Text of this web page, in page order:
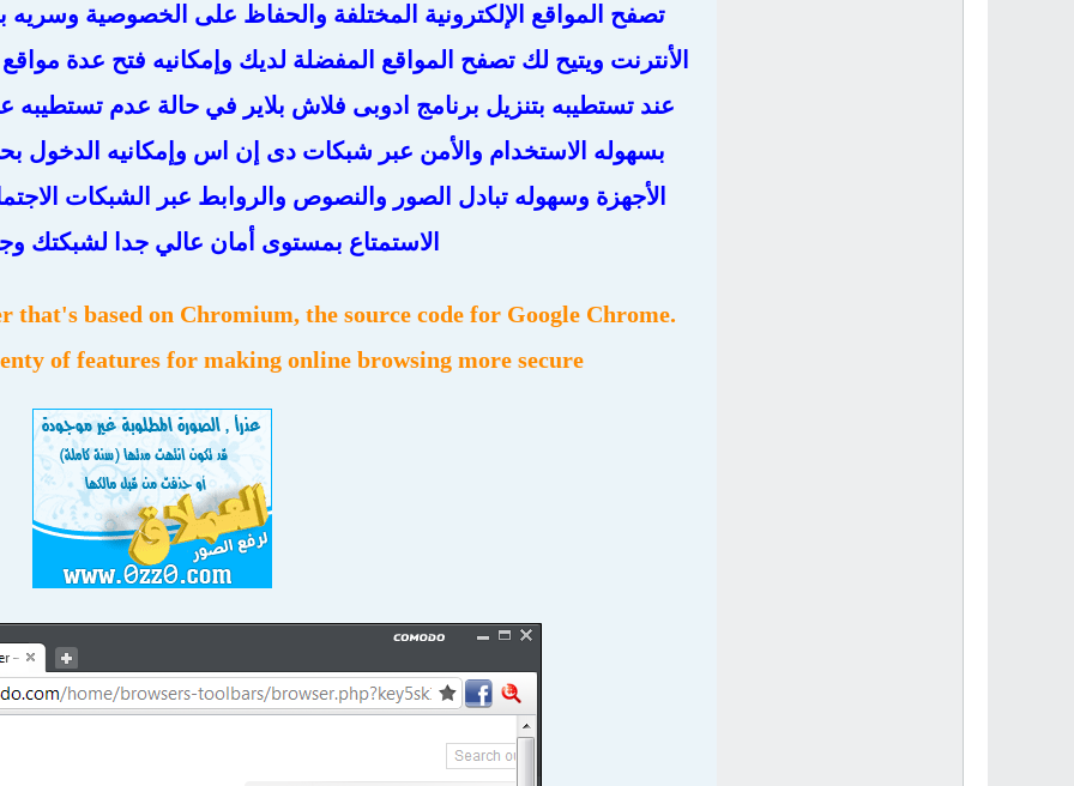
تصفح المواقع الإلكترونية المختلفة والحفاظ على الخصوصية وسريه
الأنترنت ويتيح لك تصفح المواقع المفضلة لديك وإمكانيه فتح عدة
عند تستطيبه بتنزيل برنامج ادوبى فلاش بلاير في حالة عدم تستطيبه
بسهوله الاستخدام والأمن عبر شبكات دى إن اس وإمكانيه الدخول
الأجهزة وسهوله تبادل الصور والنصوص والروابط عبر الشبكات
الاستمتاع بمستوى أمان عالي جدا لشبكتك
that's based on Chromium, the source code for Google Chrome.
of features for making online browsing more secure